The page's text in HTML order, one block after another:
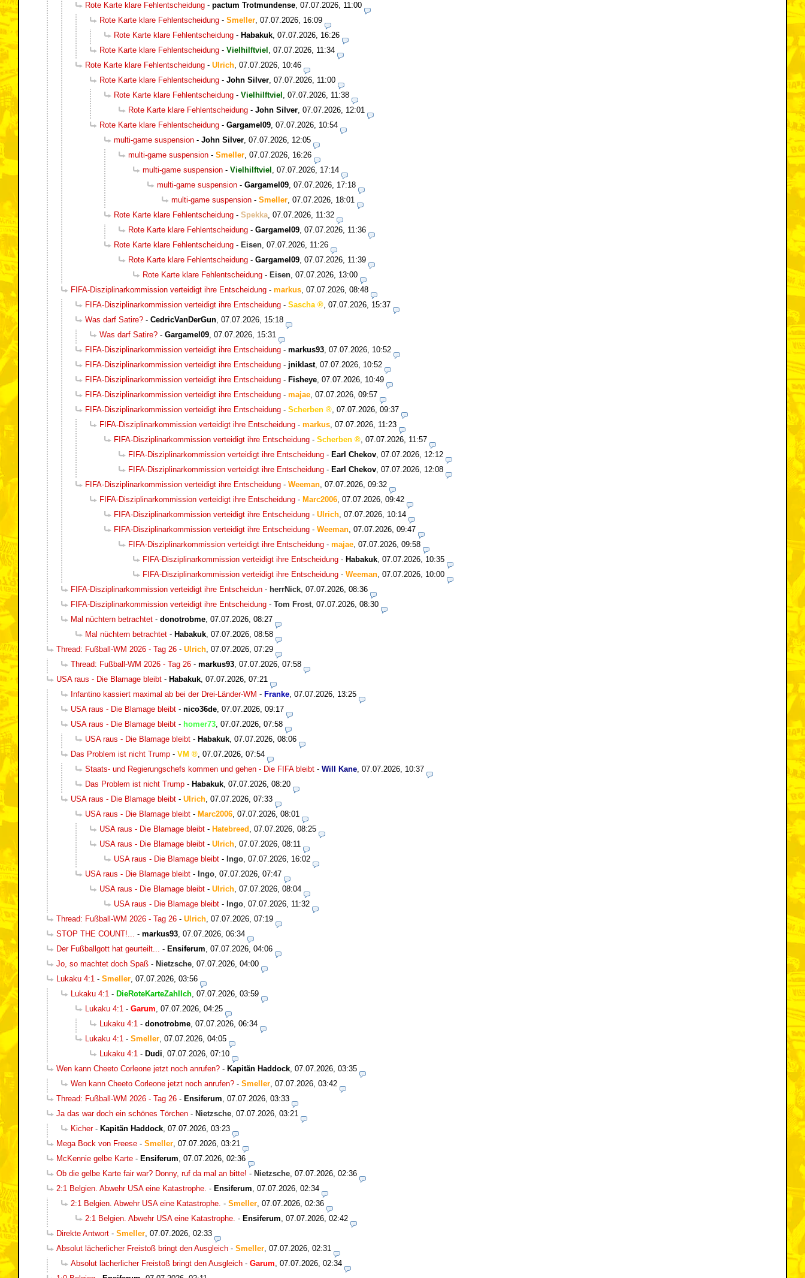
Rote Karte klare Fehlentscheidung - pactum Trotmundense, 07.07.2026, 11:00
Rote Karte klare Fehlentscheidung - Smeller, 07.07.2026, 16:09
Rote Karte klare Fehlentscheidung - Habakuk, 07.07.2026, 16:26
Rote Karte klare Fehlentscheidung - Vielhilftviel , 07.07.2026, 11:34
Rote Karte klare Fehlentscheidung - Ulrich, 07.07.2026, 10:46
Rote Karte klare Fehlentscheidung - John Silver, 07.07.2026, 11:00
Rote Karte klare Fehlentscheidung - Vielhilftviel , 07.07.2026, 11:38
Rote Karte klare Fehlentscheidung - John Silver, 07.07.2026, 12:01
Rote Karte klare Fehlentscheidung - Gargamel09, 07.07.2026, 10:54
multi-game suspension - John Silver, 07.07.2026, 12:05
multi-game suspension - Smeller, 07.07.2026, 16:26
multi-game suspension - Vielhilftviel , 07.07.2026, 17:14
multi-game suspension - Gargamel09, 07.07.2026, 17:18
multi-game suspension - Smeller, 07.07.2026, 18:01
Rote Karte klare Fehlentscheidung - Spekka, 07.07.2026, 11:32
Rote Karte klare Fehlentscheidung - Gargamel09, 07.07.2026, 11:36
Rote Karte klare Fehlentscheidung - Eisen, 07.07.2026, 11:26
Rote Karte klare Fehlentscheidung - Gargamel09, 07.07.2026, 11:39
Rote Karte klare Fehlentscheidung - Eisen, 07.07.2026, 13:00
FIFA-Disziplinarkommission verteidigt ihre Entscheidung - markus, 07.07.2026, 08:48
FIFA-Disziplinarkommission verteidigt ihre Entscheidung - Sascha , 07.07.2026, 15:37
Was darf Satire? - CedricVanDerGun, 07.07.2026, 15:18
Was darf Satire? - Gargamel09, 07.07.2026, 15:31
FIFA-Disziplinarkommission verteidigt ihre Entscheidung - markus93, 07.07.2026, 10:52
FIFA-Disziplinarkommission verteidigt ihre Entscheidung - jniklast, 07.07.2026, 10:52
FIFA-Disziplinarkommission verteidigt ihre Entscheidung - Fisheye, 07.07.2026, 10:49
FIFA-Disziplinarkommission verteidigt ihre Entscheidung - majae, 07.07.2026, 09:57
FIFA-Disziplinarkommission verteidigt ihre Entscheidung - Scherben , 07.07.2026, 09:37
FIFA-Disziplinarkommission verteidigt ihre Entscheidung - markus, 07.07.2026, 11:23
FIFA-Disziplinarkommission verteidigt ihre Entscheidung - Scherben , 07.07.2026, 11:57
FIFA-Disziplinarkommission verteidigt ihre Entscheidung - Earl Chekov, 07.07.2026, 12:12
FIFA-Disziplinarkommission verteidigt ihre Entscheidung - Earl Chekov, 07.07.2026, 12:08
FIFA-Disziplinarkommission verteidigt ihre Entscheidung - Weeman, 07.07.2026, 09:32
FIFA-Disziplinarkommission verteidigt ihre Entscheidung - Marc2006, 07.07.2026, 09:42
FIFA-Disziplinarkommission verteidigt ihre Entscheidung - Ulrich, 07.07.2026, 10:14
FIFA-Disziplinarkommission verteidigt ihre Entscheidung - Weeman, 07.07.2026, 09:47
FIFA-Disziplinarkommission verteidigt ihre Entscheidung - majae, 07.07.2026, 09:58
FIFA-Disziplinarkommission verteidigt ihre Entscheidung - Habakuk, 07.07.2026, 10:35
FIFA-Disziplinarkommission verteidigt ihre Entscheidung - Weeman, 07.07.2026, 10:00
FIFA-Disziplinarkommission verteidigt ihre Entscheidun - herrNick, 07.07.2026, 08:36
FIFA-Disziplinarkommission verteidigt ihre Entscheidung - Tom Frost, 07.07.2026, 08:30
Mal nüchtern betrachtet - donotrobme, 07.07.2026, 08:27
Mal nüchtern betrachtet - Habakuk, 07.07.2026, 08:58
Thread: Fußball-WM 2026 - Tag 26 - Ulrich, 07.07.2026, 07:29
Thread: Fußball-WM 2026 - Tag 26 - markus93, 07.07.2026, 07:58
USA raus - Die Blamage bleibt - Habakuk, 07.07.2026, 07:21
Infantino kassiert maximal ab bei der Drei-Länder-WM - Franke, 07.07.2026, 13:25
USA raus - Die Blamage bleibt - nico36de, 07.07.2026, 09:17
USA raus - Die Blamage bleibt - homer73, 07.07.2026, 07:58
USA raus - Die Blamage bleibt - Habakuk, 07.07.2026, 08:06
Das Problem ist nicht Trump - VM , 07.07.2026, 07:54
Staats- und Regierungschefs kommen und gehen - Die FIFA bleibt - Will Kane, 07.07.2026, 10:37
Das Problem ist nicht Trump - Habakuk, 07.07.2026, 08:20
USA raus - Die Blamage bleibt - Ulrich, 07.07.2026, 07:33
USA raus - Die Blamage bleibt - Marc2006, 07.07.2026, 08:01
USA raus - Die Blamage bleibt - Hatebreed , 07.07.2026, 08:25
USA raus - Die Blamage bleibt - Ulrich, 07.07.2026, 08:11
USA raus - Die Blamage bleibt - Ingo, 07.07.2026, 16:02
USA raus - Die Blamage bleibt - Ingo, 07.07.2026, 07:47
USA raus - Die Blamage bleibt - Ulrich, 07.07.2026, 08:04
USA raus - Die Blamage bleibt - Ingo, 07.07.2026, 11:32
Thread: Fußball-WM 2026 - Tag 26 - Ulrich, 07.07.2026, 07:19
STOP THE COUNT!... - markus93, 07.07.2026, 06:34
Der Fußballgott hat geurteilt... - Ensiferum, 07.07.2026, 04:06
Jo, so machtet doch Spaß - Nietzsche, 07.07.2026, 04:00
Lukaku 4:1 - Smeller, 07.07.2026, 03:56
Lukaku 4:1 - DieRoteKarteZahlIch, 07.07.2026, 03:59
Lukaku 4:1 - Garum, 07.07.2026, 04:25
Lukaku 4:1 - donotrobme, 07.07.2026, 06:34
Lukaku 4:1 - Smeller, 07.07.2026, 04:05
Lukaku 4:1 - Dudi, 07.07.2026, 07:10
Wen kann Cheeto Corleone jetzt noch anrufen? - Kapitän Haddock, 07.07.2026, 03:35
Wen kann Cheeto Corleone jetzt noch anrufen? - Smeller, 07.07.2026, 03:42
Thread: Fußball-WM 2026 - Tag 26 - Ensiferum, 07.07.2026, 03:33
Ja das war doch ein schönes Törchen - Nietzsche, 07.07.2026, 03:21
Kicher- Kapitän Haddock, 07.07.2026, 03:23
Mega Bock von Freese - Smeller, 07.07.2026, 03:21
McKennie gelbe Karte - Ensiferum, 07.07.2026, 02:36
Ob die gelbe Karte fair war? Donny, ruf da mal an bitte! - Nietzsche, 07.07.2026, 02:36
2:1 Belgien. Abwehr USA eine Katastrophe. - Ensiferum, 07.07.2026, 02:34
2:1 Belgien. Abwehr USA eine Katastrophe. - Smeller, 07.07.2026, 02:36
2:1 Belgien. Abwehr USA eine Katastrophe. - Ensiferum, 07.07.2026, 02:42
Direkte Antwort - Smeller, 07.07.2026, 02:33
Absolut lächerlicher Freistoß bringt den Ausgleich - Smeller, 07.07.2026, 02:31
Absolut lächerlicher Freistoß bringt den Ausgleich - Garum, 07.07.2026, 02:34